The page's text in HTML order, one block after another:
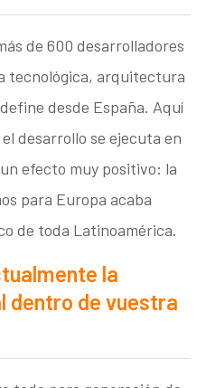
de 600 desarrolladores
tecnológica, arquitectura
desde España. Aquí
desarrollo se ejecuta en
efecto muy positivo: la
para Europa acaba
de toda Latinoamérica.
la
dentro de vuestra